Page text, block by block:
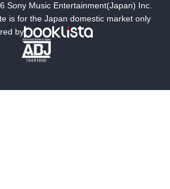
SF
文学
Sony Music Entertainment(Japan) Inc.
is for the Japan domestic market only
by